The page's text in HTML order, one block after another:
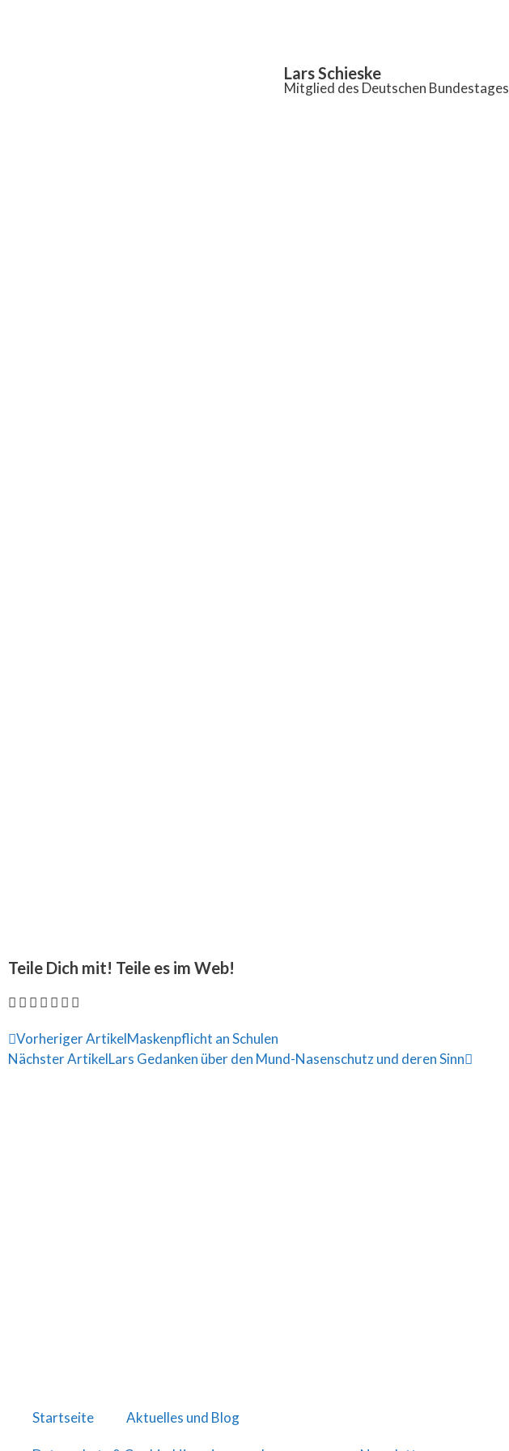
Lars Schieske
Mitglied des Deutschen Bundestages
Teile Dich mit! Teile es im Web!
Vorheriger ArtikelMaskenpflicht an Schulen
Nächster ArtikelLars Gedanken über den Mund-Nasenschutz und deren Sinn
Startseite Aktuelles und Blog